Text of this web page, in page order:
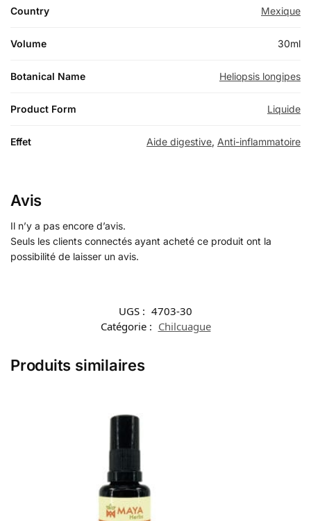
Country Mexique
Volume 30ml
Botanical Name Heliopsis longipes
Product Form Liquide
Effet Aide digestive, Anti-inflammatoire
Avis
Il n’y a pas encore d’avis.
Seuls les clients connectés ayant acheté ce produit ont la
possibilité de laisser un avis.
UGS : 4703-30
Catégorie : Chilcuague
Produits similaires